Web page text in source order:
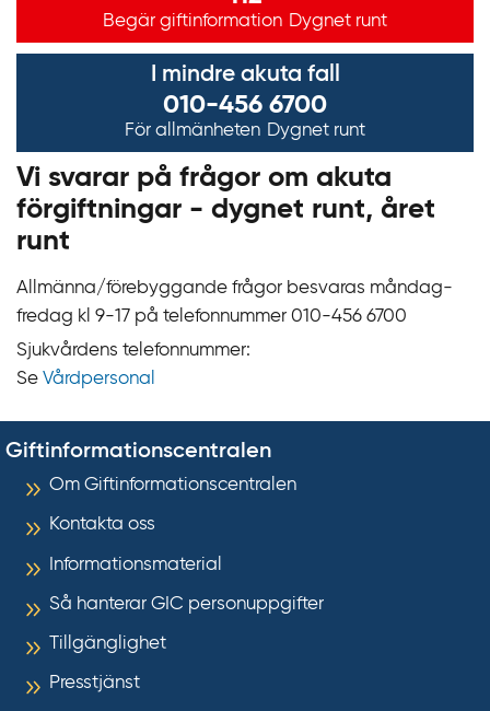
Begär giftinformation Dygnet runt
I mindre akuta fall
010-456 6700
För allmänheten Dygnet runt
Vi svarar på frågor om akuta
förgiftningar - dygnet runt, året
runt
Allmänna/förebyggande frågor besvaras måndag-
fredag kl 9‍‍-17 på telefonnummer 010‍-‍456 6700
Sjukvårdens telefonnummer:
Se Vårdpersonal
Giftinformationscentralen
Om Giftinformationscentralen
Kontakta oss
Informationsmaterial
Så hanterar GIC personuppgifter
Tillgänglighet
Presstjänst